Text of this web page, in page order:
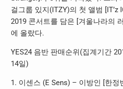
걸그룹 있지(ITZY)의 첫 앨범 [IT’z
2019 콘서트를 담은 [겨울나라의
에 올랐다.
YES24 음반 판매순위(집계기간
14일)
1. 이센스 (E Sens) – 이방인 [한정